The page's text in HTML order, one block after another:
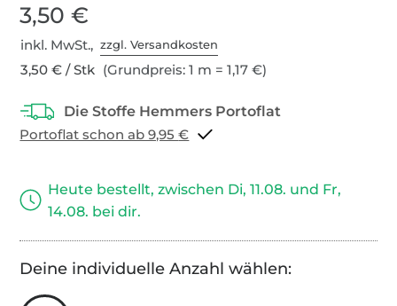
3,50 €
inkl. MwSt.,zzgl. Versandkosten
3,50 € / Stk (Grundpreis: 1 m = 1,17 €)
Portoflat schon ab 9,95 €
Heute bestellt, zwischen Di, 11.08. und Fr,
14.08. bei dir.
Deine individuelle Anzahl wählen: